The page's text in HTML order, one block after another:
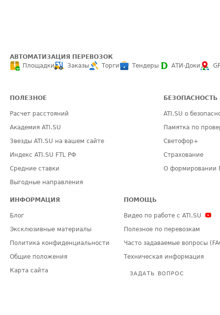
АВТОМАТИЗАЦИЯ ПЕРЕВОЗОК
Площадки
Заказы Торги Тендеры АТИ-Доки
ПОЛЕЗНОЕ
Расчет расстояний
Академия ATI.SU
Звезды ATI.SU на вашем сайте
Индекс ATI.SU FTL РФ
Средние ставки
Выгодные направления
БЕЗОПАСНОСТЬ
ATI.SU о
Памятка по
Светофор+
Страхование
О формировании
ИНФОРМАЦИЯ
Блог
Эксклюзивные материалы
Политика конфиденциальности
Общие положения
Карта сайта
ПОМОЩЬ
Видео по работе с ATI.SU
Полезное по перевозкам
Часто задаваемые вопросы
Техническая информация
ЗАДАТЬ ВОПРОС